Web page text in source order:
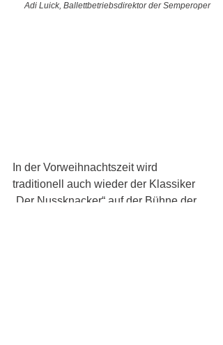
Adi Luick, Ballettbetriebsdirektor der Semperoper
In der Vorweihnachtszeit wird
traditionell auch wieder der Klassiker
„Der Nussknacker“ auf der Bühne der